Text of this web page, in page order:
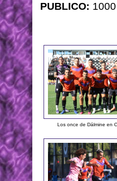
PUBLICO:
Los once de Dálmine en